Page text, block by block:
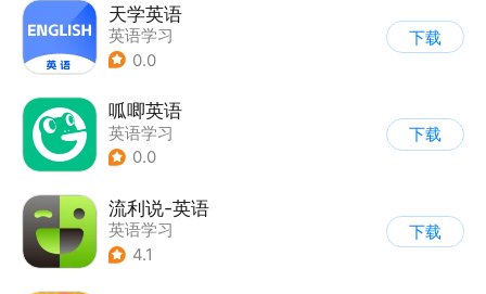
天学英语
英语学习
0.0
下载
呱唧英语
英语学习
0.0
下载
流利说-英语
英语学习
4.1
下载